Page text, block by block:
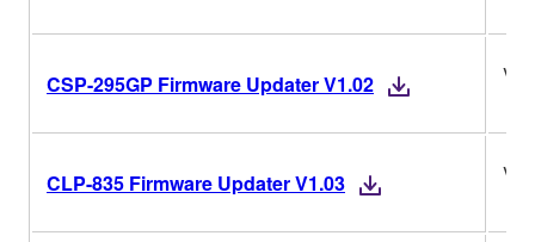
CSP-295GP Firmware Updater V1.02
CLP-835 Firmware Updater V1.03